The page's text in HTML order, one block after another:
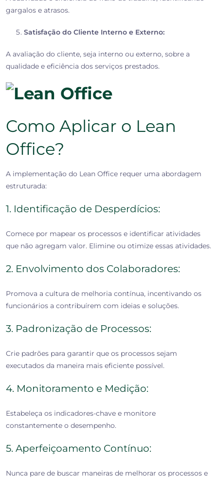
gargalos e atrasos.
Satisfação do Cliente Interno e Externo:
A avaliação do cliente, seja interno ou externo, sobre a
qualidade e eficiência dos serviços prestados.
Como Aplicar o Lean
Office?
A implementação do Lean Office requer uma abordagem
estruturada:
1. Identificação de Desperdícios:
Comece por mapear os processos e identificar atividades
que não agregam valor. Elimine ou otimize essas atividades.
2. Envolvimento dos Colaboradores:
Promova a cultura de melhoria contínua, incentivando os
funcionários a contribuírem com ideias e soluções.
3. Padronização de Processos:
Crie padrões para garantir que os processos sejam
executados da maneira mais eficiente possível.
4. Monitoramento e Medição:
Estabeleça os indicadores-chave e monitore
constantemente o desempenho.
5. Aperfeiçoamento Contínuo:
Nunca pare de buscar maneiras de melhorar os processos e